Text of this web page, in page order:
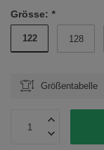
Grösse: *
122 128
Größentabelle